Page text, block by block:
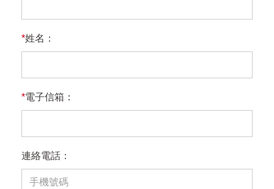
*姓名：
*電子信箱：
連絡電話：